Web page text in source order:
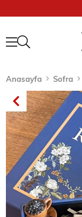
Anasayfa Sofra